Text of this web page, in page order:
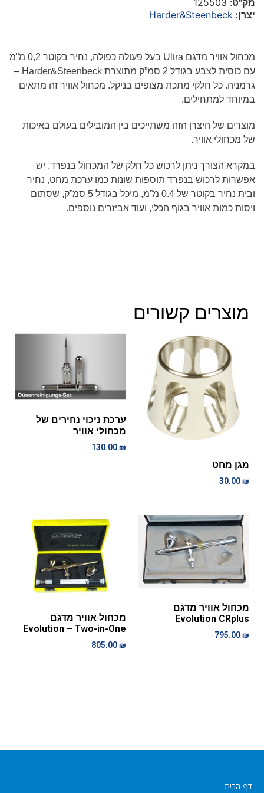
יצרן: Harder&Steenbeck
מכחול אוויר מדגם Ultra בעל פעולה כפולה, נחיר בקוטר 0,2 מ”מ
עם כוסית לצבע בגודל 2 סמ”ק מתוצרת
Harder&Steenbeck
–
גרמניה. כל חלקי מתכת מצופים בניקל. מכחול אוויר זה מתאים
במיוחד למתחילים.
מוצרים של היצרן הזה משתייכים בין המובילים בעולם באיכות
של מכחולי אוויר.
במקרא הצורך ניתן לרכוש כל חלק של המכחול בנפרד. יש
אפשרות לרכוש בנפרד תוספות שונות כמו ערכת מחט, נחיר
ובית נחיר בקוטר של 0.4 מ”מ, מיכל בגודל 5 סמ”ק, שסתום
ויסות כמות אוויר בגוף הכלי, ועוד אביזרים נוספים.
מוצרים קשורים
מגן מחט
30.00₪
ערכת ניכוי נחירים של
מכחולי אוויר
130.00₪
מכחול אוויר מדגם
Evolution CRplus
795.00₪
מכחול אוויר מדגם
Evolution – Two-in-One
805.00₪
דף הבית